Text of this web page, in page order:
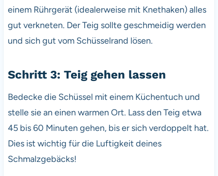
einem Rührgerät (idealerweise mit Knethaken) alles
gut verkneten. Der Teig sollte geschmeidig werden
und sich gut vom Schüsselrand lösen.
Schritt 3: Teig gehen lassen
Bedecke die Schüssel mit einem Küchentuch und
stelle sie an einen warmen Ort. Lass den Teig etwa
45 bis 60 Minuten gehen, bis er sich verdoppelt hat.
Dies ist wichtig für die Luftigkeit deines
Schmalzgebäcks!